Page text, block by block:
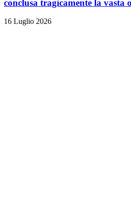
conclusa tragicamente la vasta
16 Luglio 2026